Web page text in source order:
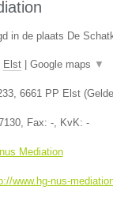
in de plaats De
Elst| Google maps ▼
, 6661 PP Elst(
, Fax: -, KvK: -
Mediation
www.hg-nus-